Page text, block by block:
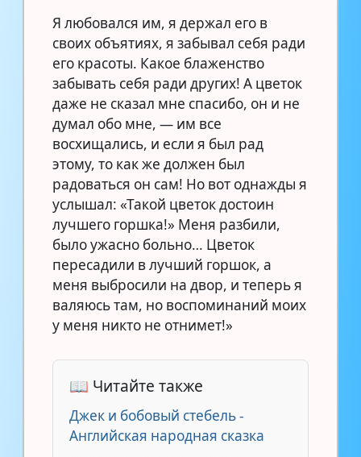
Я любовался им, я держал его в
своих объятиях, я забывал себя ради
его красоты. Какое блаженство
забывать себя ради других! А цветок
даже не сказал мне спасибо, он и не
думал обо мне, — им все
восхищались, и если я был рад
этому, то как же должен был
радоваться он сам! Но вот однажды я
услышал: «Такой цветок достоин
лучшего горшка!» Меня разбили,
было ужасно больно… Цветок
пересадили в лучший горшок, а
меня выбросили на двор, и теперь я
валяюсь там, но воспоминаний моих
у меня никто не отнимет!»
📖 Читайте также
Джек и бобовый стебель -
Английская народная сказка